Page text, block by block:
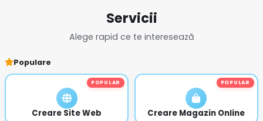
Servicii
Alege rapid ce te interesează
Populare
POPULAR
Creare Site Web
POPULAR
Creare Magazin Online